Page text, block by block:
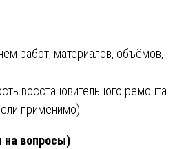
работ, материалов, объёмов,
восстановительного ремонта.
применимо).
вопросы)